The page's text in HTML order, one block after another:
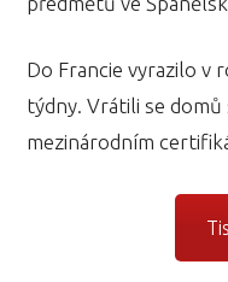
Do Francie vyrazilo v
týdny. Vrátili se
mezinárodním